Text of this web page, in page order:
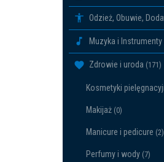
Odzież, Obuwie,
Muzyka i Instrumenty
Zdrowie i uroda (171)
Kosmetyki
Makijaż (0)
Manicure i pedicure (2)
Perfumy i wody (7)